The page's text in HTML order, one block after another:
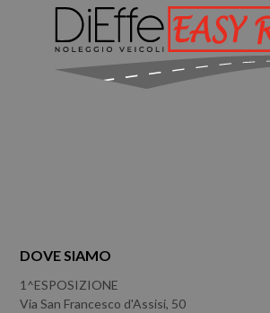
DOVE SIAMO
1^ESPOSIZIONE
Via San Francesco d'Assisi, 50